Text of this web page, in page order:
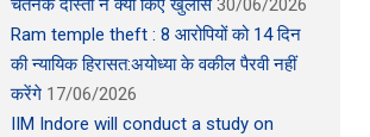
चेतनके दोस्तों ने क्या किए खुलासे 30/06/2026
Ram temple theft : 8 आरोपियों को 14 दिन
की न्यायिक हिरासत:अयोध्या के वकील पैरवी नहीं
करेंगे 17/06/2026
IIM Indore will conduct a study on